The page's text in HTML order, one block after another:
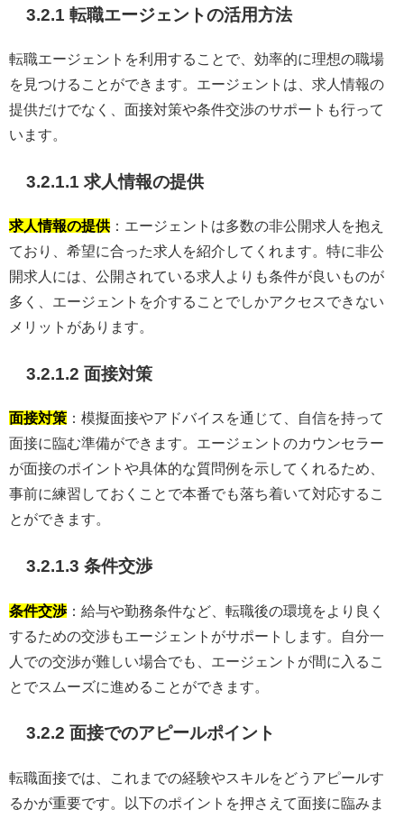
3.2.1 転職エージェントの活用方法
転職エージェントを利用することで、効率的に理想の職場
を見つけることができます。エージェントは、求人情報の
提供だけでなく、面接対策や条件交渉のサポートも行って
います。
3.2.1.1 求人情報の提供
求人情報の提供：エージェントは多数の非公開求人を抱え
ており、希望に合った求人を紹介してくれます。特に非公
開求人には、公開されている求人よりも条件が良いものが
多く、エージェントを介することでしかアクセスできない
メリットがあります。
3.2.1.2 面接対策
面接対策 ：模擬面接やアドバイスを通じて、自信を持って
面接に臨む準備ができます。エージェントのカウンセラー
が面接のポイントや具体的な質問例を示してくれるため、
事前に練習しておくことで本番でも落ち着いて対応するこ
とができます。
3.2.1.3 条件交渉
条件交渉：給与や勤務条件など、転職後の環境をより良く
するための交渉もエージェントがサポートします。自分一
人での交渉が難しい場合でも、エージェントが間に入るこ
とでスムーズに進めることができます。
3.2.2 面接でのアピールポイント
転職面接では、これまでの経験やスキルをどうアピールす
るかが重要です。以下のポイントを押さえて面接に臨みま